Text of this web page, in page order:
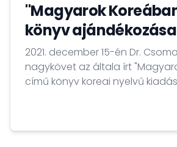
"Magyarok
könyv ajándékozása
2021. december 15-én Dr.
nagykövet az általa írt
című könyv koreai nyelvű
azoknak a koreai diákoknak,